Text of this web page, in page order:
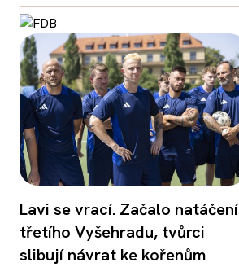
Lavi se vrací. Začalo natáčení
třetího Vyšehradu, tvůrci
slibují návrat ke kořenům